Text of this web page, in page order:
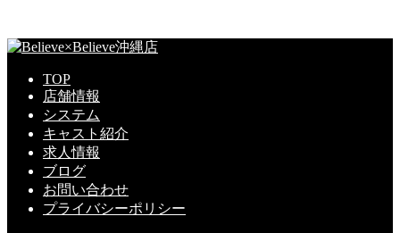
TOP
店舗情報
システム
キャスト紹介
求人情報
ブログ
お問い合わせ
プライバシーポリシー